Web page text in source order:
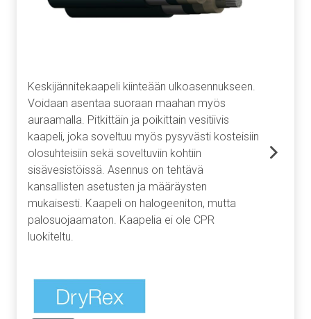
Keskijännitekaapeli kiinteään ulkoasennukseen.
Voidaan asentaa suoraan maahan myös
auraamalla. Pitkittäin ja poikittain vesitiivis
kaapeli, joka soveltuu myös pysyvästi kosteisiin
olosuhteisiin sekä soveltuviin kohtiin
sisävesistöissä. Asennus on tehtävä
kansallisten asetusten ja määräysten
mukaisesti. Kaapeli on halogeeniton, mutta
palosuojaamaton. Kaapelia ei ole CPR
luokiteltu.